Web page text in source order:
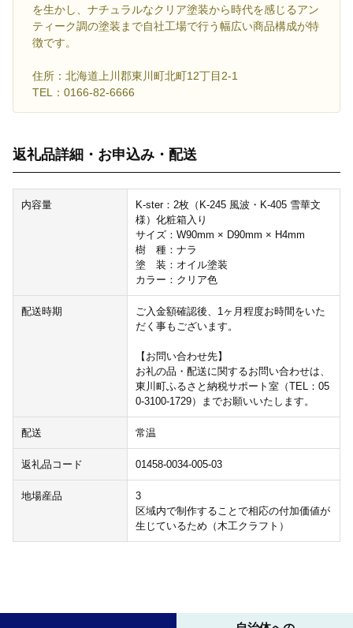
を生かし、ナチュラルなクリア塗装から時代を感じるアン
ティーク調の塗装まで自社工場で行う幅広い商品構成が特
徴です。
住所：北海道上川郡東川町北町12丁目2-1
TEL：0166-82-6666
返礼品詳細・お申込み・配送
内容量
K-ster：2枚（K-245 風波・K-405 雪華文
様）化粧箱入り
サイズ：W90mm × D90mm × H4mm
樹 種：ナラ
塗 装：オイル塗装
カラー：クリア色
配送時期
ご入金額確認後、1ヶ月程度お時間をいた
だく事もございます。
【お問い合わせ先】
お礼の品・配送に関するお問い合わせは、
東川町ふるさと納税サポート室（TEL：05
0-3100-1729）までお願いいたします。
配送 常温
返礼品コード 01458-0034-005-03
地場産品
3
区域内で制作することで相応の付加価値が
生じているため（木工クラフト）